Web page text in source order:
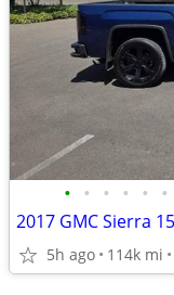
• • • • • •
5h ago 114k mi